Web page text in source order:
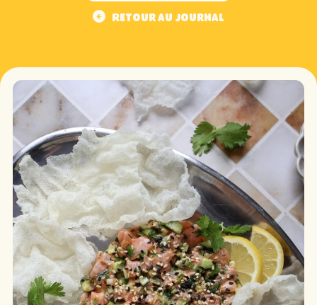
Retour au journal
Retour au journal